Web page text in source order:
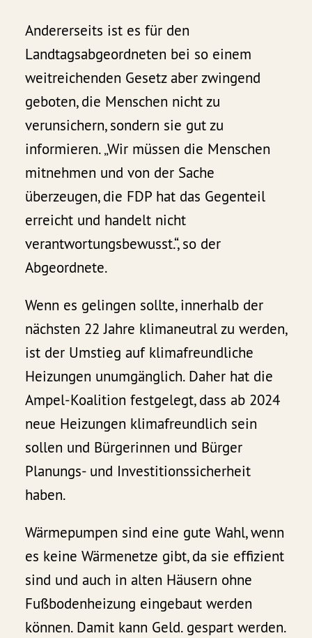
Andererseits ist es für den
Landtagsabgeordneten bei so einem
weitreichenden Gesetz aber zwingend
geboten, die Menschen nicht zu
verunsichern, sondern sie gut zu
informieren. „Wir müssen die Menschen
mitnehmen und von der Sache
überzeugen, die FDP hat das Gegenteil
erreicht und handelt nicht
verantwortungsbewusst.“, so der
Abgeordnete.
Wenn es gelingen sollte, innerhalb der
nächsten 22 Jahre klimaneutral zu werden,
ist der Umstieg auf klimafreundliche
Heizungen unumgänglich. Daher hat die
Ampel-Koalition festgelegt, dass ab 2024
neue Heizungen klimafreundlich sein
sollen und Bürgerinnen und Bürger
Planungs- und Investitionssicherheit
haben.
Wärmepumpen sind eine gute Wahl, wenn
es keine Wärmenetze gibt, da sie effizient
sind und auch in alten Häusern ohne
Fußbodenheizung eingebaut werden
können. Damit kann Geld. gespart werden.